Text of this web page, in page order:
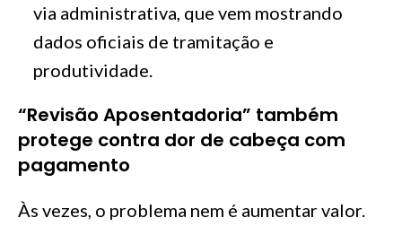
via administrativa, que vem mostrando
dados oficiais de tramitação e
produtividade.
“Revisão Aposentadoria” também
protege contra dor de cabeça com
pagamento
Às vezes, o problema nem é aumentar valor.